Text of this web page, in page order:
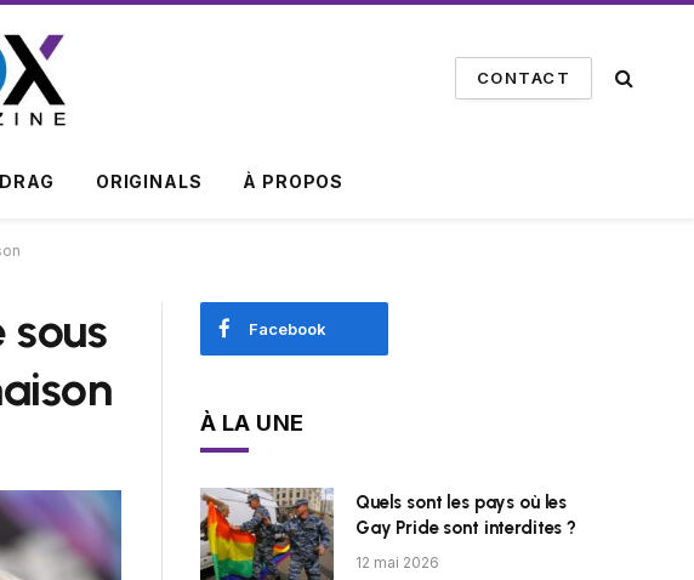
CONTACT
DRAG ORIGINALS À PROPOS
Facebook
À LA UNE
Quels sont les pays où les
Gay Pride sont interdites ?
12 mai 2026